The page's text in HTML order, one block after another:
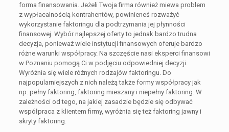
forma finansowania. Jeżeli Twoja firma również miewa problem
z wypłacalnością kontrahentów, powinieneś rozważyć
wykorzystanie faktoringu dla podtrzymania jej płynności
finansowej. Wybór najlepszej oferty to jednak bardzo trudna
decyzja, ponieważ wiele instytucji finansowych oferuje bardzo
różne warunki współpracy. Na szczęście nasi eksperci finansowi
w Poznaniu pomogą Ci w podjęciu odpowiedniej decyzji.
Wyróżnia się wiele różnych rodzajów faktoringu. Do
najpopularniejszych z nich należą także formy współpracy jak
np. pełny faktoring, faktoring mieszany i niepełny faktoring. W
zależności od tego, na jakiej zasadzie będzie się odbywać
współpraca z klientem firmy, wyróżnia się też faktoring jawny i
skryty faktoring.